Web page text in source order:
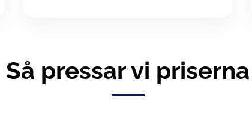
Så pressar vi priserna